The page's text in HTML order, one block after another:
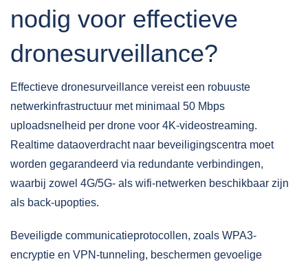
nodig voor effectieve
dronesurveillance?
Effectieve dronesurveillance vereist een robuuste
netwerkinfrastructuur met minimaal 50 Mbps
uploadsnelheid per drone voor 4K-videostreaming.
Realtime dataoverdracht naar beveiligingscentra moet
worden gegarandeerd via redundante verbindingen,
waarbij zowel 4G/5G- als wifi-netwerken beschikbaar zijn
als back-upopties.
Beveiligde communicatieprotocollen, zoals WPA3-
encryptie en VPN-tunneling, beschermen gevoelige